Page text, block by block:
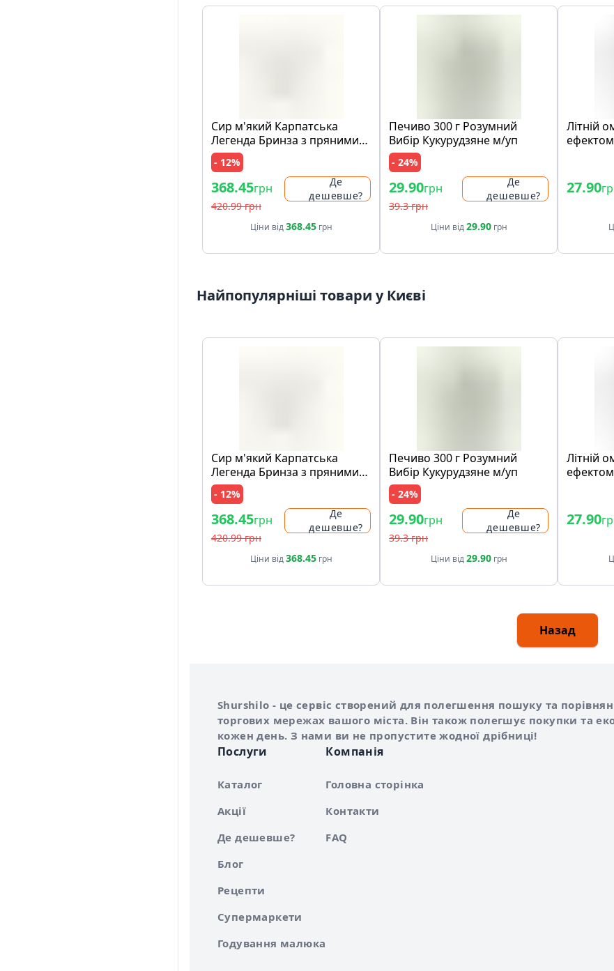
Сир м'який Карпатська
Легенда Бринза з пряними
травами вак/уп
- 12%
368.45грн
420.99 грн
Де
дешевше?
Ціни від368.45грн
Печиво 300 г Розумний
Вибір Кукурудзяне м/уп
- 24%
29.90грн
39.3 грн
Де
дешевше?
Ціни від29.90грн
Лiтнiй
27.90
Найпопулярніші товари у Києві
Сир м'який Карпатська
Легенда Бринза з пряними
травами вак/уп
- 12%
368.45грн
420.99 грн
Де
дешевше?
Ціни від368.45грн
Печиво 300 г Розумний
Вибір Кукурудзяне м/уп
- 24%
29.90грн
39.3 грн
Де
дешевше?
Ціни від29.90грн
Лiтнiй
27.90
Назад
Про сервіс Shurshilo
Shurshilo - це сервіс створений для полегшення пошуку та
торгових мережах вашого міста. Він також полегшує покупки та
кожен день. З нами ви не пропустите жодної дрібниці!
Послуги
Каталог
Акції
Де дешевше?
Блог
Рецепти
Супермаркети
Годування малюка
Компанія
Головна сторінка
Контакти
FAQ